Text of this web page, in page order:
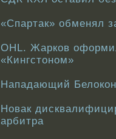
«Спартак» обменял
OHL. Жарков
«Кингстоном»
Нападающий
Новак
арбитра